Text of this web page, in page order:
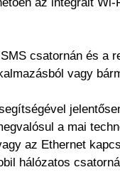
csatornán és a
vagy
a mai
az Ethernet
hálózatos